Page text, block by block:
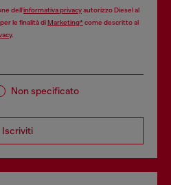
dell’informativa privacyautorizzo Diesel al
le finalità diMarketing*come descritto al
.
Non specificato
Iscriviti